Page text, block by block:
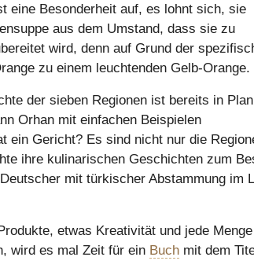
eine Besonderheit auf, es lohnt sich, sie
aus dem Umstand, dass sie zu
wird, denn auf Grund der
zu einem leuchtenden Gelb-Orange.
der sieben Regionen ist bereits in
Orhan mit einfachen Beispielen
ein Gericht? Es sind nicht nur die
ihre kulinarischen Geschichten zum
mit türkischer Abstammung im
etwas Kreativität und jede Menge
wird es mal Zeit für ein Buch mit dem